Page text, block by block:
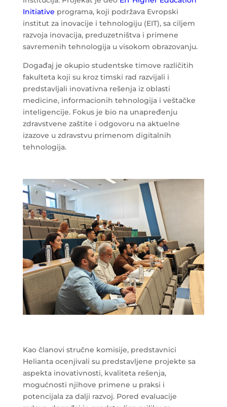
Initiative programa, koji podržava Evropski
institut za inovacije i tehnologiju (EIT), sa ciljem
razvoja inovacija, preduzetništva i primene
savremenih tehnologija u visokom obrazovanju.
Događaj je okupio studentske timove različitih
fakulteta koji su kroz timski rad razvijali i
predstavljali inovativna rešenja iz oblasti
medicine, informacionih tehnologija i veštačke
inteligencije. Fokus je bio na unapređenju
zdravstvene zaštite i odgovoru na aktuelne
izazove u zdravstvu primenom digitalnih
tehnologija.
Kao članovi stručne komisije, predstavnici
Helianta ocenjivali su predstavljene projekte sa
aspekta inovativnosti, kvaliteta rešenja,
mogućnosti njihove primene u praksi i
potencijala za dalji razvoj. Pored evaluacije